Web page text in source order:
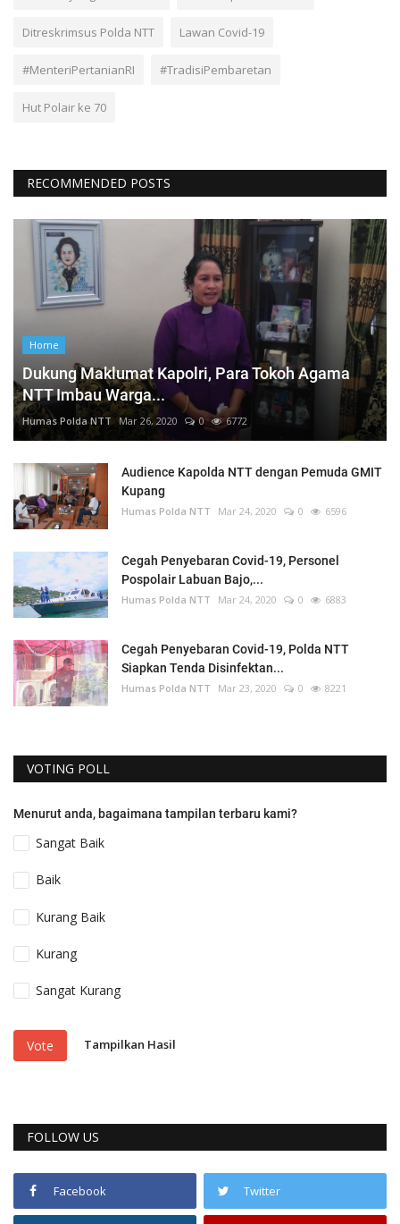
Ditreskrimsus Polda NTT Lawan Covid-19
#MenteriPertanianRI #TradisiPembaretan
Hut Polair ke 70
RECOMMENDED POSTS
Home
Dukung Maklumat Kapolri, Para Tokoh Agama
NTT Imbau Warga...
Humas Polda NTT Mar 26, 2020 0 6772
Audience Kapolda NTT dengan Pemuda GMIT
Kupang
Humas Polda NTT Mar 24, 2020 0 6596
Cegah Penyebaran Covid-19, Personel
Pospolair Labuan Bajo,...
Humas Polda NTT Mar 24, 2020 0 6883
Cegah Penyebaran Covid-19, Polda NTT
Siapkan Tenda Disinfektan...
Humas Polda NTT Mar 23, 2020 0 8221
VOTING POLL
Menurut anda, bagaimana tampilan terbaru kami?
Sangat Baik
Baik
Kurang Baik
Kurang
Sangat Kurang
Vote Tampilkan Hasil
FOLLOW US
Facebook Twitter